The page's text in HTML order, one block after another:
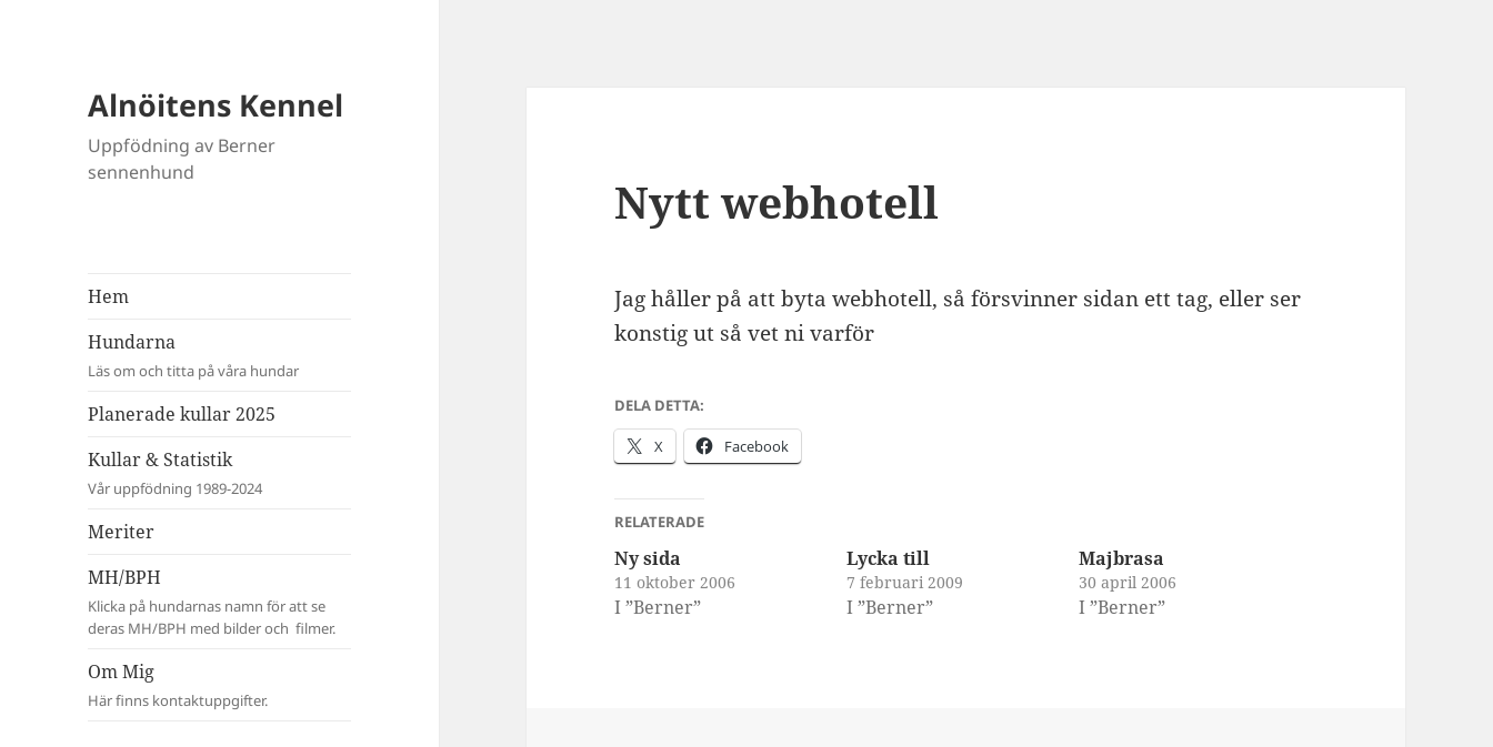
Alnöitens Kennel
Uppfödning av Berner
sennenhund
Hem
Hundarna
Läs om och titta på våra hundar
Planerade kullar 2025
Kullar & Statistik
Vår uppfödning 1989-2024
Meriter
MH/BPH
Klicka på hundarnas namn för att se
deras MH/BPH med bilder och filmer.
Om Mig
Här finns kontaktuppgifter.
Nytt webhotell
Jag håller på att byta webhotell, så försvinner sidan ett tag, eller ser
konstig ut så vet ni varför
DELA DETTA:
X Facebook
RELATERADE
Ny sida
11 oktober 2006
I ”Berner”
Lycka till
7 februari 2009
I ”Berner”
Majbrasa
30 april 2006
I ”Berner”